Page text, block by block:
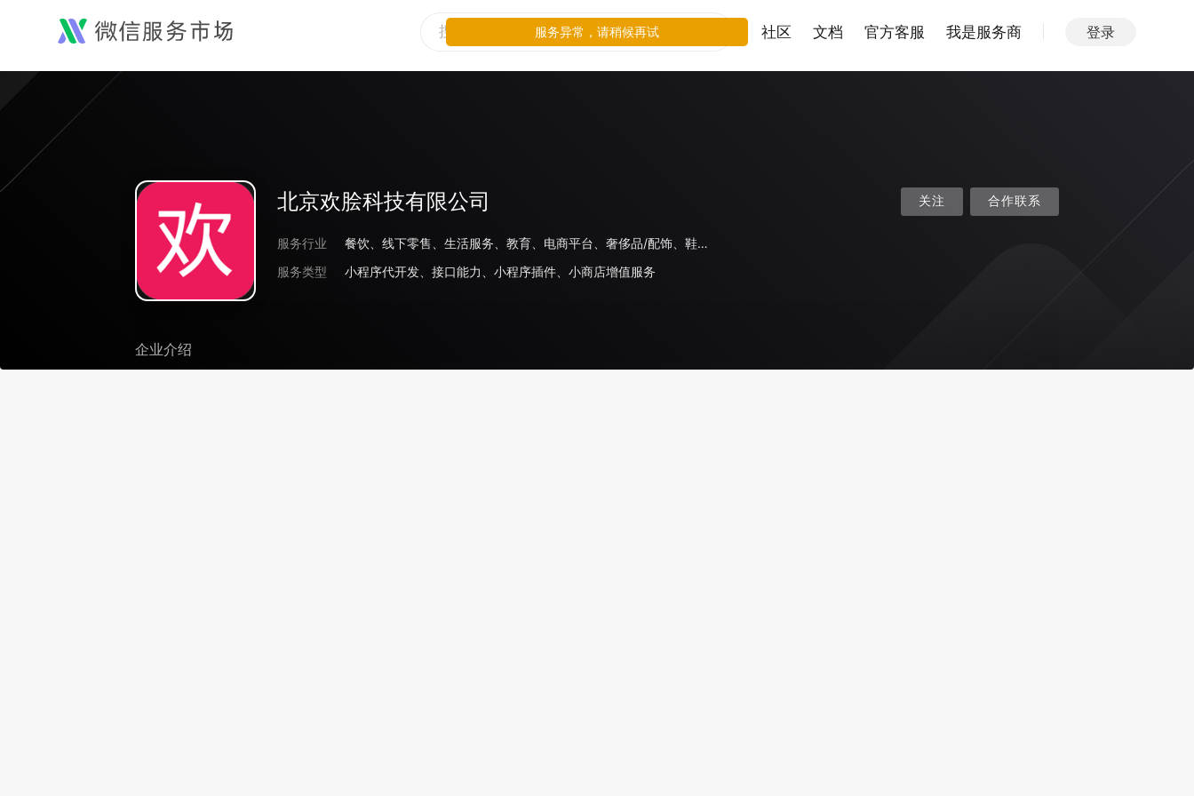
社区 文档 官方客服 我是服务商 登录
北京欢脍科技有限公司
服务行业
餐饮、线下零售、生活服务、教育、电商平台、奢侈品/配饰、鞋服运动、商场百货、日化、美妆、旅游住宿、家电数码、食品饮料、房地产、其他、汽车、母婴玩具、家居、出行交通、金融、体育、医疗、游戏
服务类型
小程序代开发、接口能力、小程序插件、小商店增值服务
关注 合作联系
企业介绍
服务异常，请稍候再试